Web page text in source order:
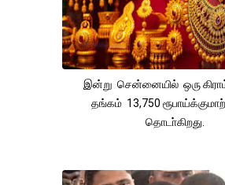
இன்று சென்னையில் ஒரு
தங்கம் 13,750
தொடா்கிறது.